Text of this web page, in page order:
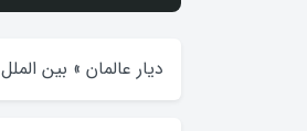
دیار عالمان » بین الملل